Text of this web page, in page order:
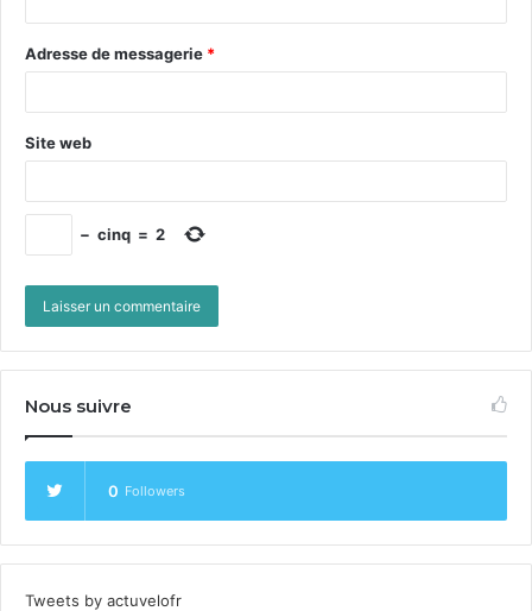
Adresse de messagerie *
Site web
− cinq = 2
Nous suivre
0 Followers
Tweets by actuvelofr